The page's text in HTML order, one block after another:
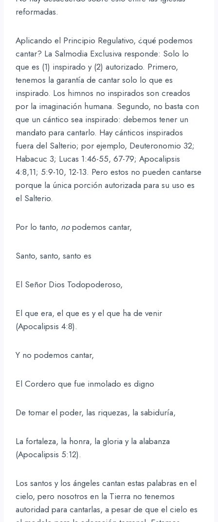
reformadas.
Aplicando el Principio Regulativo, ¿qué podemos
cantar? La Salmodia Exclusiva responde: Solo lo
que es (1) inspirado y (2) autorizado. Primero,
tenemos la garantía de cantar solo lo que es
inspirado. Los himnos no inspirados son creados
por la imaginación humana. Segundo, no basta con
que un cántico sea inspirado: debemos tener un
mandato para cantarlo. Hay cánticos inspirados
fuera del Salterio; por ejemplo, Deuteronomio 32;
Habacuc 3; Lucas 1:46-55, 67-79; Apocalipsis
4:8,11; 5:9-10, 12-13. Pero estos no pueden cantarse
porque la única porción autorizada para su uso es
el Salterio.
Por lo tanto, nopodemos cantar,
Santo, santo, santo es
El Señor Dios Todopoderoso,
El que era, el que es y el que ha de venir
(Apocalipsis 4:8).
Y no podemos cantar,
El Cordero que fue inmolado es digno
De tomar el poder, las riquezas, la sabiduría,
La fortaleza, la honra, la gloria y la alabanza
(Apocalipsis 5:12).
Los santos y los ángeles cantan estas palabras en el
cielo, pero nosotros en la Tierra no tenemos
autoridad para cantarlas, a pesar de que el cielo es